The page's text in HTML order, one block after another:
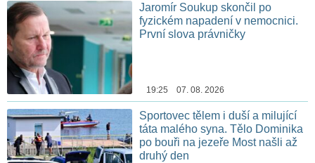
Jaromír Soukup skončil po
fyzickém napadení v nemocnici.
První slova právničky
19:25 07. 08. 2026
Sportovec tělem i duší a milující
táta malého syna. Tělo Dominika
po bouři na jezeře Most našli až
druhý den